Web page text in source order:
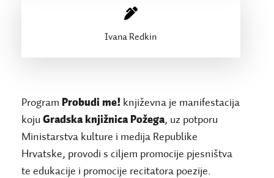
Ivana Redkin
Program Probudi me! književna je manifestacija
kojuGradska knjižnica Požega, uz potporu
Ministarstva kulture i medija Republike
Hrvatske, provodi s ciljem promocije pjesništva
te edukacije i promocije recitatora poezije.